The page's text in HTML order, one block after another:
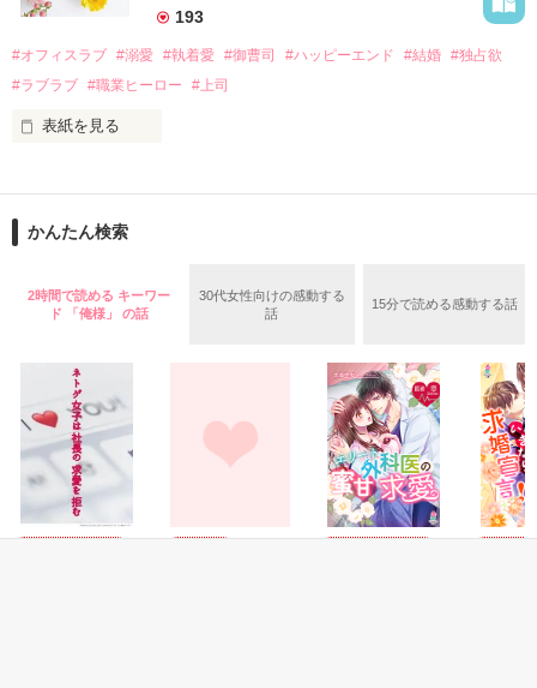
夏木美桜(なつきみお)
鳴海哲平 (なるみてっぺい)
2026.6.5～2026.7.25
＊以前、公開していた話の改稿版です＊
作品を読む
なぜか恭司から飼い猫の世話係を命じられた美桜は、猫の世
の関係となってしまい――？
193
#オフィスラブ #溺愛 #執着愛 #御曹司 #ハッピーエンド #結婚 #独占欲
#ラブラブ #職業ヒーロー #上司
表紙を見る
ションの企画戦略室で働いている。
めた、同期で恋人の石垣守（26）がいるのだが、後輩の姫原由
いた。
守と由羅から『便利屋雛子』と馬鹿にされ、一人こっそり泣い
た上、同居まで提案してきて──？
鷹哉『宜しくな、俺の雛子』🦅
雛子『俺の……ひぃ、雛子？！！！』🐥
シゴデキで冷徹な上司が見せる素顔は、なぜか想像以上に甘く
て……🐥💓🦅
かんたん検索
2時間で読める キーワー
ド 「俺様」 の話
30代女性向けの感動する
話
15分で読める感動する話